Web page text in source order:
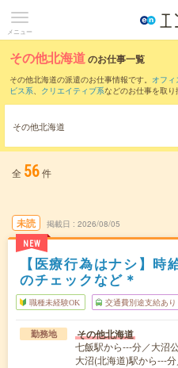
メニュー
その他北海道のお仕事一覧
その他北海道の派遣のお仕事情報です。 オフ
ビス系、 クリエイティブ系などのお仕事を取り
その他北海道
全 56件
未読
NEW
掲載日 2026/08/05
【医療行為はナシ】
のチェックなど＊
職種未経験OK 交通費別途支給あり
勤務地 その他北海道
七飯駅から---分／大沼
大沼(北海道)駅から---